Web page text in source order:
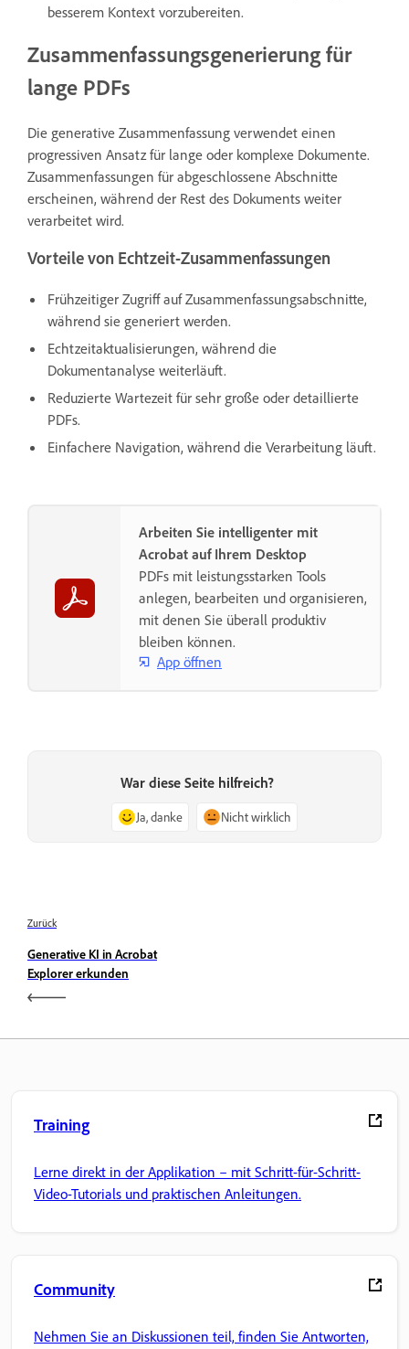
besserem Kontext vorzubereiten.
Zusammenfassungsgenerierung für
lange PDFs
Die generative Zusammenfassung verwendet einen
progressiven Ansatz für lange oder komplexe Dokumente.
Zusammenfassungen für abgeschlossene Abschnitte
erscheinen, während der Rest des Dokuments weiter
verarbeitet wird.
Vorteile von Echtzeit-Zusammenfassungen
Frühzeitiger Zugriff auf Zusammenfassungsabschnitte,
während sie generiert werden.
Echtzeitaktualisierungen, während die
Dokumentanalyse weiterläuft.
Reduzierte Wartezeit für sehr große oder detaillierte
PDFs.
Einfachere Navigation, während die Verarbeitung läuft.
Arbeiten Sie intelligenter mit
Acrobat auf Ihrem Desktop
PDFs mit leistungsstarken Tools
anlegen, bearbeiten und organisieren,
mit denen Sie überall produktiv
bleiben können.
App öffnen
War diese Seite hilfreich?
Ja, danke Nicht wirklich
Zurück
Generative KI in Acrobat
Explorer erkunden
Training
Lerne direkt in der Applikation – mit Schritt-für-Schritt-
Video-Tutorials und praktischen Anleitungen.
Community
Nehmen Sie an Diskussionen teil, finden Sie Antworten,